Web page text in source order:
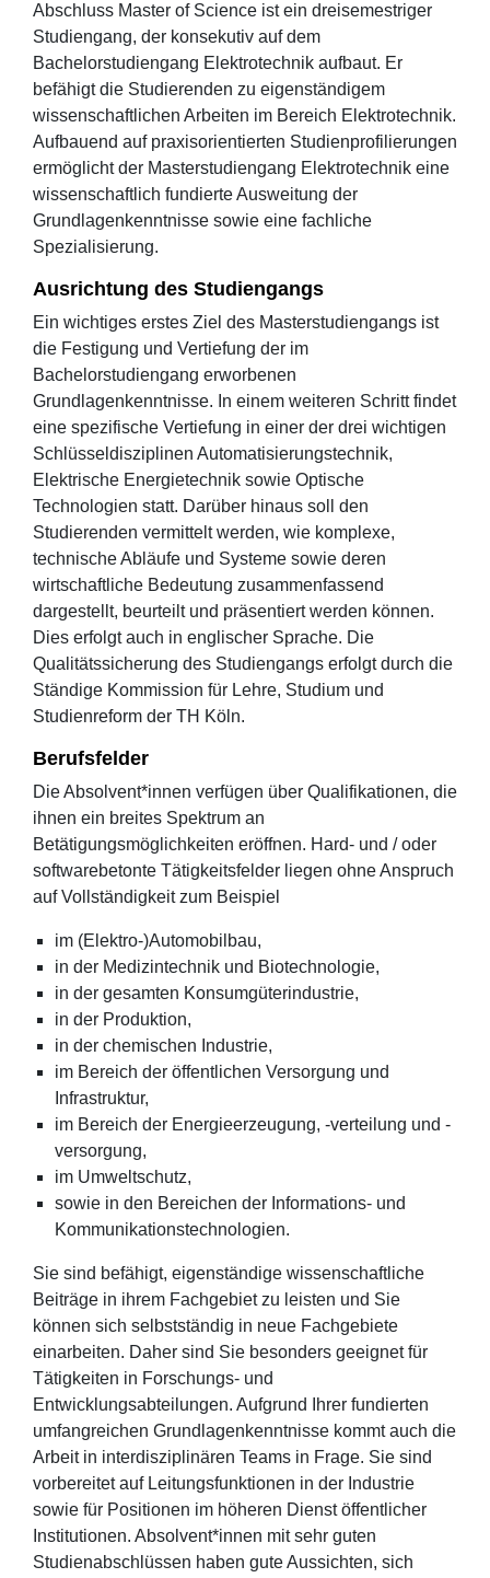
Abschluss Master of Science ist ein dreisemestriger
Studiengang, der konsekutiv auf dem
Bachelorstudiengang Elektrotechnik aufbaut. Er
befähigt die Studierenden zu eigenständigem
wissenschaftlichen Arbeiten im Bereich Elektrotechnik.
Aufbauend auf praxisorientierten Studienprofilierungen
ermöglicht der Masterstudiengang Elektrotechnik eine
wissenschaftlich fundierte Ausweitung der
Grundlagenkenntnisse sowie eine fachliche
Spezialisierung.
Ausrichtung des Studiengangs
Ein wichtiges erstes Ziel des Masterstudiengangs ist
die Festigung und Vertiefung der im
Bachelorstudiengang erworbenen
Grundlagenkenntnisse. In einem weiteren Schritt findet
eine spezifische Vertiefung in einer der drei wichtigen
Schlüsseldisziplinen Automatisierungstechnik,
Elektrische Energietechnik sowie Optische
Technologien statt. Darüber hinaus soll den
Studierenden vermittelt werden, wie komplexe,
technische Abläufe und Systeme sowie deren
wirtschaftliche Bedeutung zusammenfassend
dargestellt, beurteilt und präsentiert werden können.
Dies erfolgt auch in englischer Sprache. Die
Qualitätssicherung des Studiengangs erfolgt durch die
Ständige Kommission für Lehre, Studium und
Studienreform der TH Köln.
Berufsfelder
Die Absolvent*innen verfügen über Qualifikationen, die
ihnen ein breites Spektrum an
Betätigungsmöglichkeiten eröffnen. Hard- und / oder
softwarebetonte Tätigkeitsfelder liegen ohne Anspruch
auf Vollständigkeit zum Beispiel
im (Elektro-)Automobilbau,
in der Medizintechnik und Biotechnologie,
in der gesamten Konsumgüterindustrie,
in der Produktion,
in der chemischen Industrie,
im Bereich der öffentlichen Versorgung und
Infrastruktur,
im Bereich der Energieerzeugung, -verteilung und -
versorgung,
im Umweltschutz,
sowie in den Bereichen der Informations- und
Kommunikationstechnologien.
Sie sind befähigt, eigenständige wissenschaftliche
Beiträge in ihrem Fachgebiet zu leisten und Sie
können sich selbstständig in neue Fachgebiete
einarbeiten. Daher sind Sie besonders geeignet für
Tätigkeiten in Forschungs- und
Entwicklungsabteilungen. Aufgrund Ihrer fundierten
umfangreichen Grundlagenkenntnisse kommt auch die
Arbeit in interdisziplinären Teams in Frage. Sie sind
vorbereitet auf Leitungsfunktionen in der Industrie
sowie für Positionen im höheren Dienst öffentlicher
Institutionen. Absolvent*innen mit sehr guten
Studienabschlüssen haben gute Aussichten, sich